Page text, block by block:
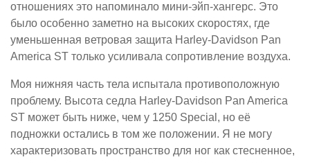
отношениях это напоминало мини-эйп-хангерс. Это
было особенно заметно на высоких скоростях, где
уменьшенная ветровая защита Harley-Davidson Pan
America ST только усиливала сопротивление воздуха.
Моя нижняя часть тела испытала противоположную
проблему. Высота седла Harley-Davidson Pan America
ST может быть ниже, чем у 1250 Special, но её
подножки остались в том же положении. Я не могу
характеризовать пространство для ног как стесненное,